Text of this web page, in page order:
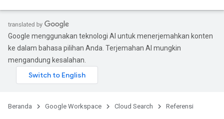
Google menggunakan teknologi AI untuk menerjemahkan konten
ke dalam bahasa pilihan Anda. Terjemahan AI mungkin
mengandung kesalahan.
Beranda Google Workspace Cloud Search Referensi